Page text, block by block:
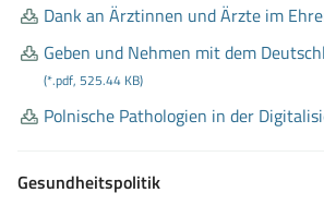
Dank an Ärztinnen und Ärzte im
Geben und Nehmen mit dem
(*.pdf, 525.44 KB)
Polnische Pathologien in der
Gesundheitspolitik